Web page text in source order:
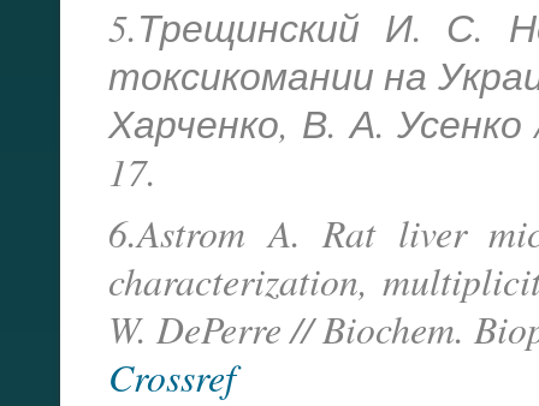
5.Трещинский И. С.
токсикомании на
Харченко, В. А.
17.
6.Astrom A. Rat liver
characterization,
W. DePerre // Biochem.
Crossref